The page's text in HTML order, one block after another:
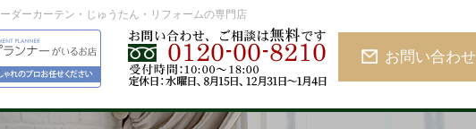
ダーカーテン・じゅうたん・リフォームの専門店
お問い合わせ